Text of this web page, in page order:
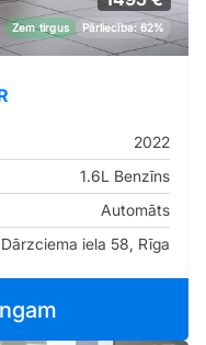
Zem tirgus Pārliecība: 62%
2022
1.6L Benzīns
Automāts
Dārzciema iela 58, Rīga